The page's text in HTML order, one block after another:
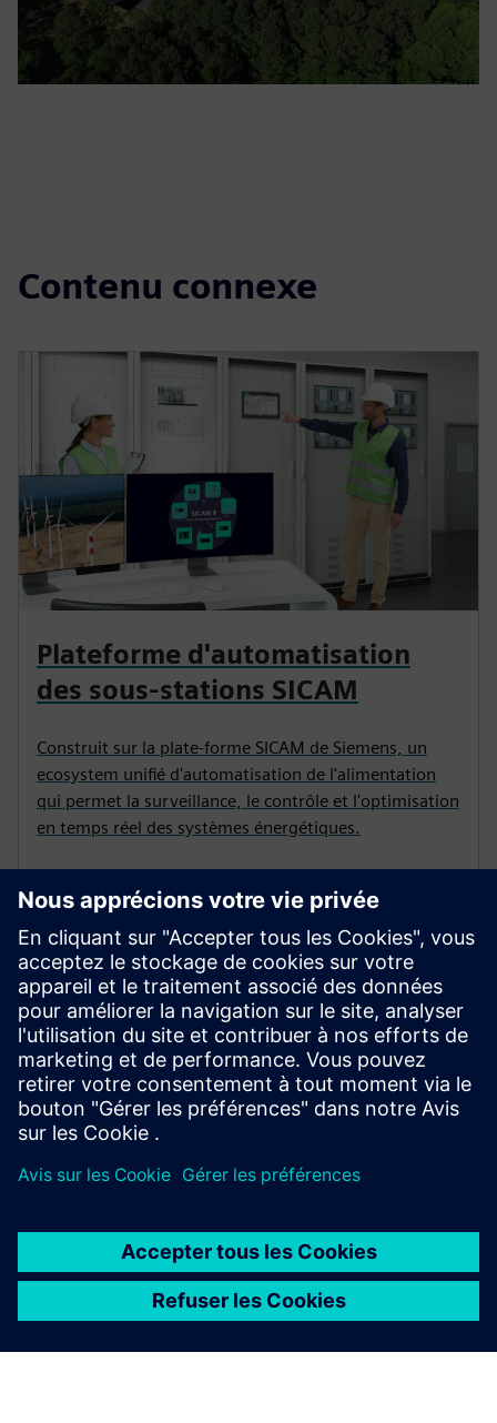
Contenu connexe
Plateforme d'automatisation
des sous-stations SICAM
Construit sur la plate-forme SICAM de Siemens, un
ecosystem unifié d'automatisation de l'alimentation
qui permet la surveillance, le contrôle et l'optimisation
en temps réel des systèmes énergétiques.
Restez indépendant du réseau public et générez des
revenus en remettant l'énergie excédentaire.